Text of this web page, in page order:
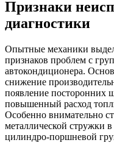
Признаки
диагностики
Опытные механики
признаков проблем с
автокондиционера.
снижение
появление посторонних
повышенный расход
Особенно внимательно
металлической стружки
цилиндро-поршневой